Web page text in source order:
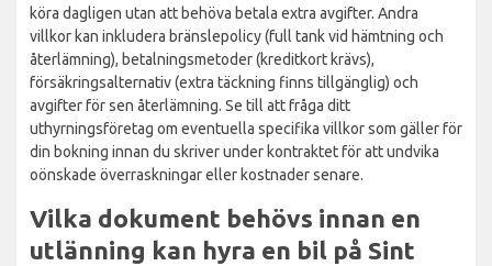
köra dagligen utan att behöva betala extra avgifter. Andra
villkor kan inkludera bränslepolicy (full tank vid hämtning och
återlämning), betalningsmetoder (kreditkort krävs),
försäkringsalternativ (extra täckning finns tillgänglig) och
avgifter för sen återlämning. Se till att fråga ditt
uthyrningsföretag om eventuella specifika villkor som gäller för
din bokning innan du skriver under kontraktet för att undvika
oönskade överraskningar eller kostnader senare.
Vilka dokument behövs innan en
utlänning kan hyra en bil på Sint